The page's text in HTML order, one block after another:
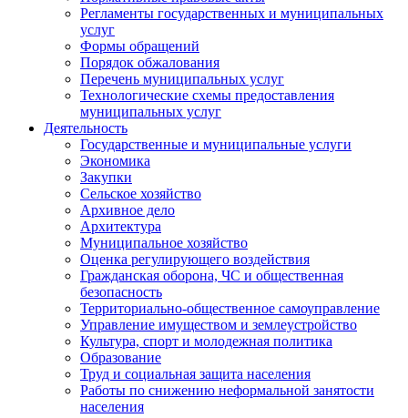
Регламенты государственных и муниципальных
услуг
Формы обращений
Порядок обжалования
Перечень муниципальных услуг
Технологические схемы предоставления
муниципальных услуг
Деятельность
Государственные и муниципальные услуги
Экономика
Закупки
Сельское хозяйство
Архивное дело
Архитектура
Муниципальное хозяйство
Оценка регулирующего воздействия
Гражданская оборона, ЧС и общественная
безопасность
Территориально-общественное самоуправление
Управление имуществом и землеустройство
Культура, спорт и молодежная политика
Образование
Труд и социальная защита населения
Работы по снижению неформальной занятости
населения